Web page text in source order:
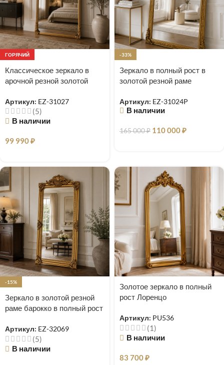
ГОРЯЧИЙ
Классическое зеркало в
арочной резной золотой
Артикул: EZ-31027
(5)
В наличии
99 990₽
-33%
Зеркало в полный рост в
золотой резной раме
Артикул: EZ-31024P
В наличии
165 000₽ 110 000₽
-15%
Зеркало в золотой резной
раме барокко в полный рост
Артикул: EZ-32069
(5)
В наличии
Золотое зеркало в полный
рост Лоренцо
Артикул: PU536
(1)
В наличии
83 700₽